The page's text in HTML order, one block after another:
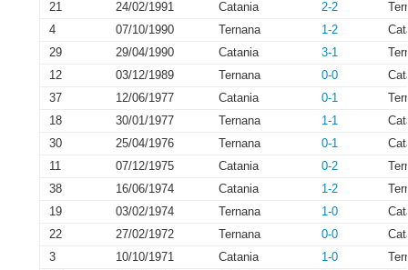
21
24/02/1991 Catania 2-2
4
07/10/1990 Ternana 1-2
29
29/04/1990 Catania 3-1
12
03/12/1989 Ternana 0-0
37
12/06/1977 Catania 0-1
18
30/01/1977 Ternana 1-1
30
25/04/1976 Ternana 0-1
11
07/12/1975 Catania 0-2
38
16/06/1974 Catania 1-2
19
03/02/1974 Ternana 1-0
22
27/02/1972 Ternana 0-0
3
10/10/1971 Catania 1-0